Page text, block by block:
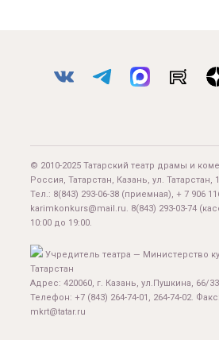
© 2010-2025 Татарский театр драмы и
Россия, Татарстан, Казань, ул. Татарстан,
Тел.: 8(843) 293-06-38 (приемная), + 7 906
karimkonkurs@mail.ru. 8(843) 293-03-74
10:00 до 19:00.
Учредитель театра — Министерство
Татарстан
Адрес: 420060, г. Казань, ул.Пушкина, 66/
Телефон: +7 (843) 264-74-01, 264-74-02.
mkrt@tatar.ru